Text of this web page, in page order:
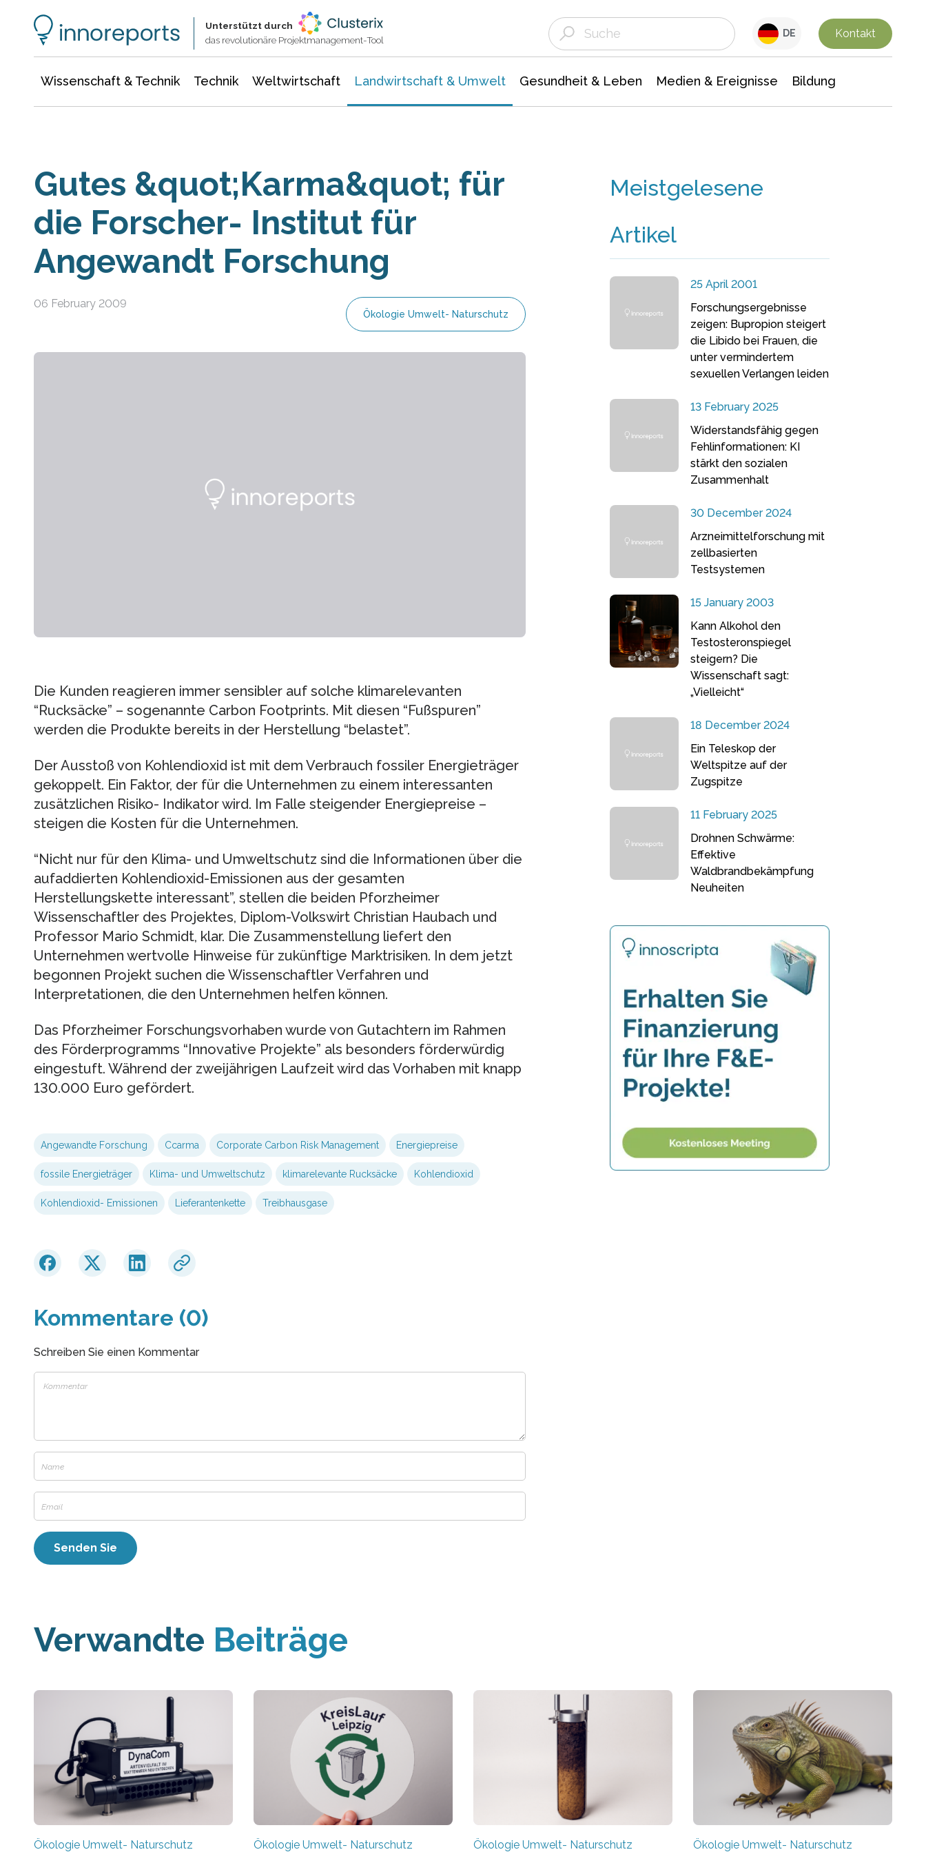
Unterstützt durch
das revolutionäre Projektmanagement-Tool
DE Kontakt
Wissenschaft & Technik Technik Weltwirtschaft Landwirtschaft & Umwelt Gesundheit & Leben Medien & Ereignisse Bildung
Gutes &quot;Karma&quot; für
die Forscher- Institut für
Angewandt Forschung
06 February 2009
Ökologie Umwelt- Naturschutz
Die Kunden reagieren immer sensibler auf solche klimarelevanten
“Rucksäcke” – sogenannte Carbon Footprints. Mit diesen “Fußspuren”
werden die Produkte bereits in der Herstellung “belastet”.
Der Ausstoß von Kohlendioxid ist mit dem Verbrauch fossiler Energieträger
gekoppelt. Ein Faktor, der für die Unternehmen zu einem interessanten
zusätzlichen Risiko- Indikator wird. Im Falle steigender Energiepreise –
steigen die Kosten für die Unternehmen.
“Nicht nur für den Klima- und Umweltschutz sind die Informationen über die
aufaddierten Kohlendioxid-Emissionen aus der gesamten
Herstellungskette interessant”, stellen die beiden Pforzheimer
Wissenschaftler des Projektes, Diplom-Volkswirt Christian Haubach und
Professor Mario Schmidt, klar. Die Zusammenstellung liefert den
Unternehmen wertvolle Hinweise für zukünftige Marktrisiken. In dem jetzt
begonnen Projekt suchen die Wissenschaftler Verfahren und
Interpretationen, die den Unternehmen helfen können.
Das Pforzheimer Forschungsvorhaben wurde von Gutachtern im Rahmen
des Förderprogramms “Innovative Projekte” als besonders förderwürdig
eingestuft. Während der zweijährigen Laufzeit wird das Vorhaben mit knapp
130.000 Euro gefördert.
Angewandte Forschung Ccarma Corporate Carbon Risk Management Energiepreise
fossile Energieträger Klima- und Umweltschutz klimarelevante Rucksäcke Kohlendioxid
Kohlendioxid- Emissionen Lieferantenkette Treibhausgase
Kommentare (0)
Schreiben Sie einen Kommentar
Meistgelesene
Artikel
25 April 2001
Forschungsergebnisse
zeigen: Bupropion steigert
die Libido bei Frauen, die
unter vermindertem
sexuellen Verlangen leiden
13 February 2025
Widerstandsfähig gegen
Fehlinformationen: KI
stärkt den sozialen
Zusammenhalt
30 December 2024
Arzneimittelforschung mit
zellbasierten
Testsystemen
15 January 2003
Kann Alkohol den
Testosteronspiegel
steigern? Die
Wissenschaft sagt:
„Vielleicht“
18 December 2024
Ein Teleskop der
Weltspitze auf der
Zugspitze
11 February 2025
Drohnen Schwärme:
Effektive
Waldbrandbekämpfung
Neuheiten
Verwandte Beiträge
Ökologie Umwelt- Naturschutz Ökologie Umwelt- Naturschutz Ökologie Umwelt- Naturschutz Ökologie Umwelt- Naturschutz